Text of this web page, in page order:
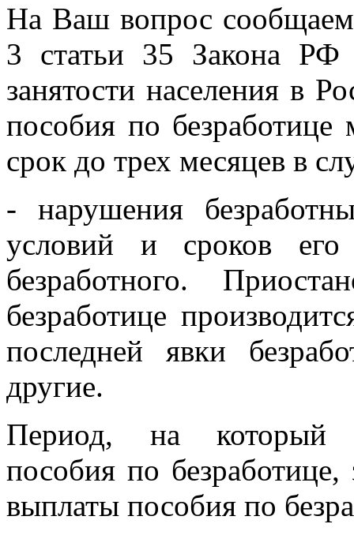
На Ваш вопрос
3 статьи 35 Закона
занятости населения в
пособия по безработице
срок до трех месяцев в
- нарушения
условий и сроков его
безработного.
безработице
последней явки
другие.
Период, на который
пособия по
выплаты пособия по